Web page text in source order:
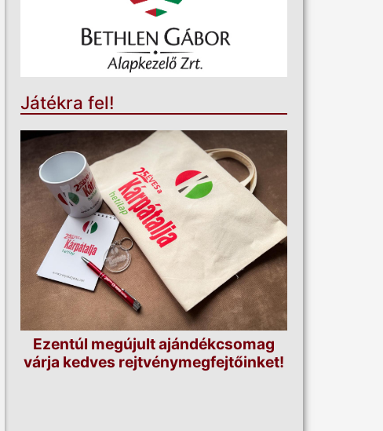
Játékra fel!
Ezentúl megújult ajándékcsomag
várja kedves rejtvénymegfejtőinket!